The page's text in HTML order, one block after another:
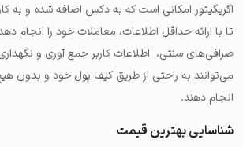
اگریگیتور امکانی است که به دکس اضافه شده و به
تا با ارائه حداقل اطلاعات، معاملات خود را انجام
صرافی‌های سنتی، اطلاعات کاربر جمع آوری و
می‌توانند به راحتی از طریق کیف پول خود و بدون
انجام دهند.
شناسایی بهترین قیمت